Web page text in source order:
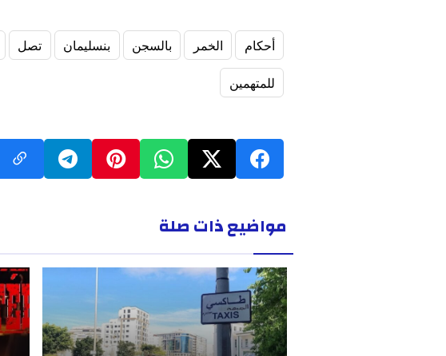
أحكام الخمر بالسجن بنسليمان تصل
للمتهمين
مواضيع ذات صلة